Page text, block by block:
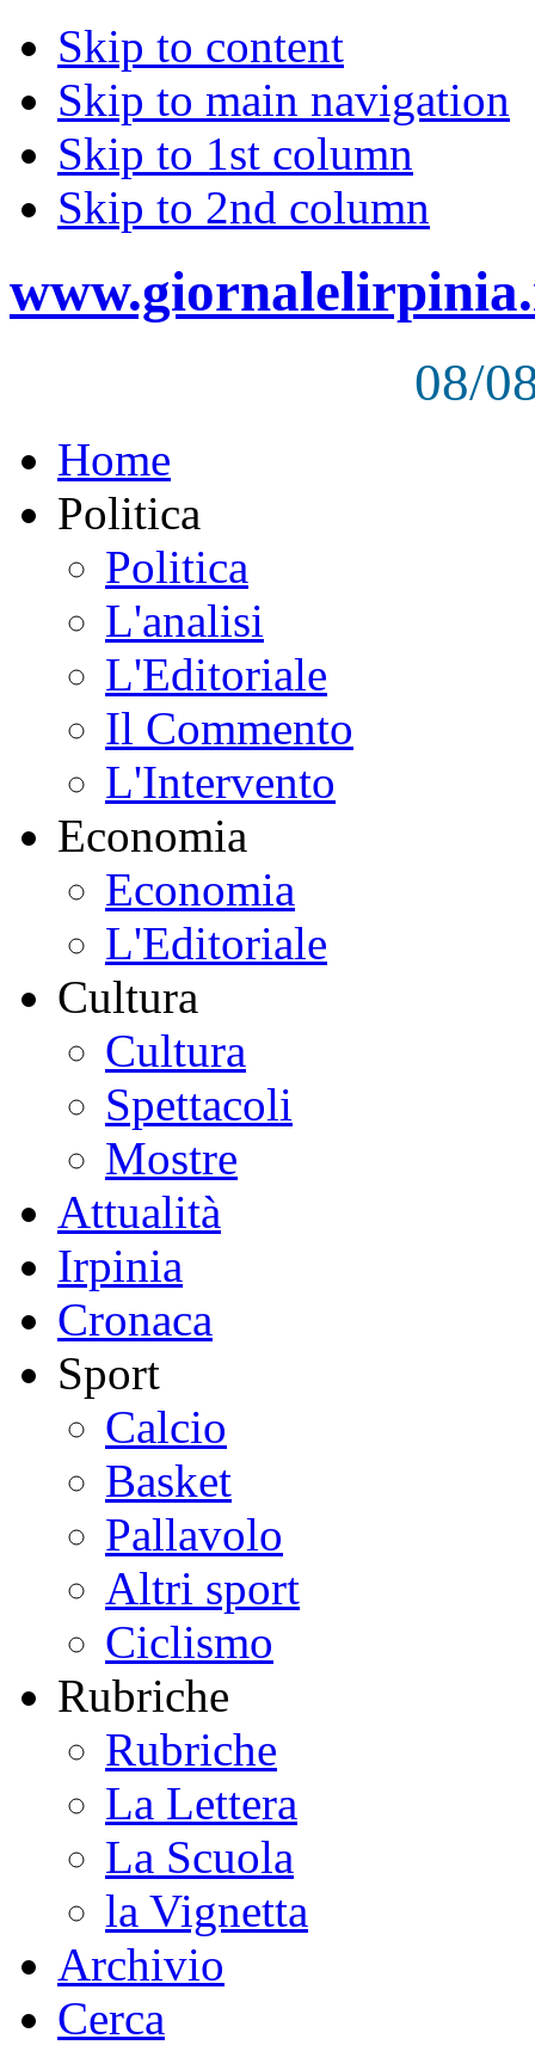
Skip to content
Skip to main navigation
Skip to 1st column
Skip to 2nd column
08/
Home
Politica
Politica
L'analisi
L'Editoriale
Il Commento
L'Intervento
Economia
Economia
L'Editoriale
Cultura
Cultura
Spettacoli
Mostre
Attualità
Irpinia
Cronaca
Sport
Calcio
Basket
Pallavolo
Altri sport
Ciclismo
Rubriche
Rubriche
La Lettera
La Scuola
la Vignetta
Archivio
Cerca